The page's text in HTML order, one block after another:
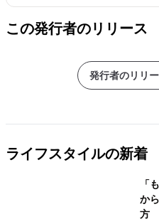
この発行者のリリース
発行者のリリ
ライフスタイルの新着
「
か
方